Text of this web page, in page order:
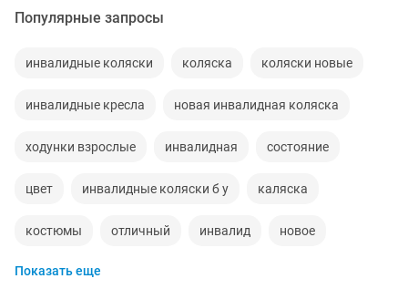
Популярные запросы
инвалидные коляски коляска коляски новые
инвалидные кресла новая инвалидная коляска
ходунки взрослые инвалидная состояние
цвет инвалидные коляски б у каляска
костюмы отличный инвалид новое
детская
Показать еще